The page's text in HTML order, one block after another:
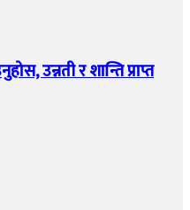
उन्नती र शान्ति प्राप्त